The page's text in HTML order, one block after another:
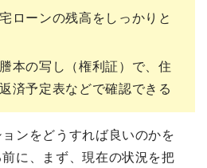
ローンの残高をしっかりと
本の写し（権利証）で、住
済予定表などで確認できる
ンをどうすれば良いのかを
に、まず、現在の状況を把